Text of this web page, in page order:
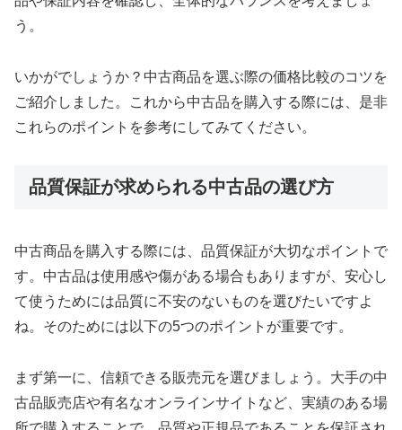
う。
いかがでしょうか？中古商品を選ぶ際の価格比較のコツを
ご紹介しました。これから中古品を購入する際には、是非
これらのポイントを参考にしてみてください。
品質保証が求められる中古品の選び方
中古商品を購入する際には、品質保証が大切なポイントで
す。中古品は使用感や傷がある場合もありますが、安心し
て使うためには品質に不安のないものを選びたいですよ
ね。そのためには以下の5つのポイントが重要です。
まず第一に、信頼できる販売元を選びましょう。大手の中
古品販売店や有名なオンラインサイトなど、実績のある場